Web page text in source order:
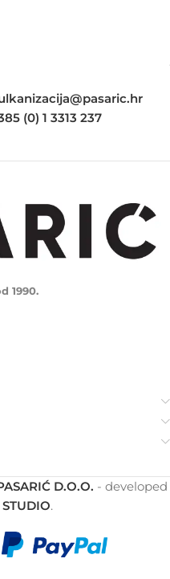
(0) 1 3313 237
1990.
D.O.O. - developed
STUDIO.